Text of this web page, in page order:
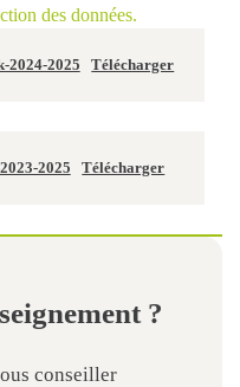
des données.
2024-2025 Télécharger
2025 Télécharger
?
conseiller